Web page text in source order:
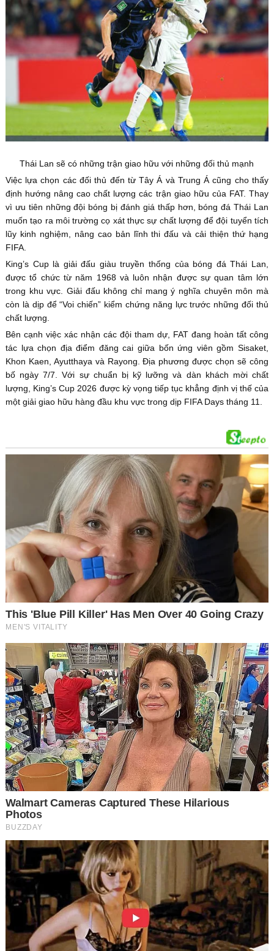
Thái Lan sẽ có những trận giao hữu với những đối thủ mạnh
Việc lựa chọn các đối thủ đến từ Tây Á và Trung Á cũng cho thấy
định hướng nâng cao chất lượng các trận giao hữu của FAT. Thay
vì ưu tiên những đội bóng bị đánh giá thấp hơn, bóng đá Thái Lan
muốn tạo ra môi trường cọ xát thực sự chất lượng để đội tuyển tích
lũy kinh nghiệm, nâng cao bản lĩnh thi đấu và cải thiện thứ hạng
FIFA.
King’s Cup là giải đấu giàu truyền thống của bóng đá Thái Lan,
được tổ chức từ năm 1968 và luôn nhận được sự quan tâm lớn
trong khu vực. Giải đấu không chỉ mang ý nghĩa chuyên môn mà
còn là dịp để “Voi chiến” kiểm chứng năng lực trước những đối thủ
chất lượng.
Bên cạnh việc xác nhận các đội tham dự, FAT đang hoàn tất công
tác lựa chọn địa điểm đăng cai giữa bốn ứng viên gồm Sisaket,
Khon Kaen, Ayutthaya và Rayong. Địa phương được chọn sẽ công
bố ngày 7/7. Với sự chuẩn bị kỹ lưỡng và dàn khách mời chất
lượng, King’s Cup 2026 được kỳ vọng tiếp tục khẳng định vị thế của
một giải giao hữu hàng đầu khu vực trong dịp FIFA Days tháng 11.